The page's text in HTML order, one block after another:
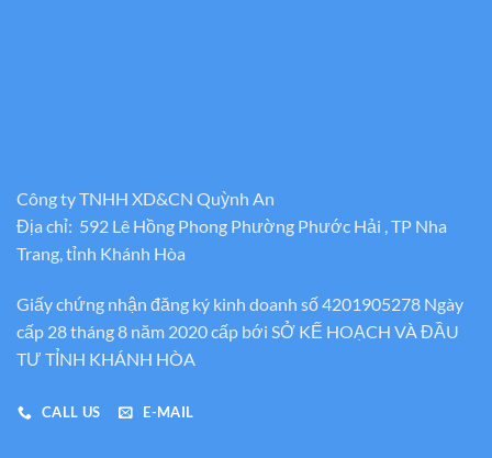
Công ty TNHH XD&CN Quỳnh An
Địa chỉ: 592 Lê Hồng Phong Phường Phước Hải , TP Nha
Trang, tỉnh Khánh Hòa
Giấy chứng nhận đăng ký kinh doanh số 4201905278 Ngày
cấp 28 tháng 8 năm 2020 cấp bới SỞ KẾ HOẠCH VÀ ĐẦU
TƯ TỈNH KHÁNH HÒA
CALL US E-MAIL